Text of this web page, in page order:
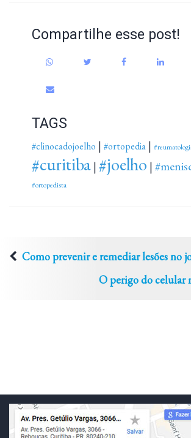
Compartilhe esse post!
TAGS
#clinocadojoelho |#ortopedia |
#curitiba |#joelho |
#ortopedista
Como prevenir e remediar lesões no
O perigo do celular